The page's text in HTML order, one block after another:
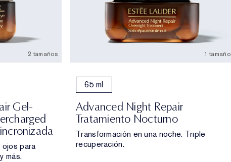
2 tamaños
Gel-
para
más.
1 tamaño
65 ml
Advanced Night Repair
Tratamiento Nocturno
Transformación en una noche. Triple
recuperación.